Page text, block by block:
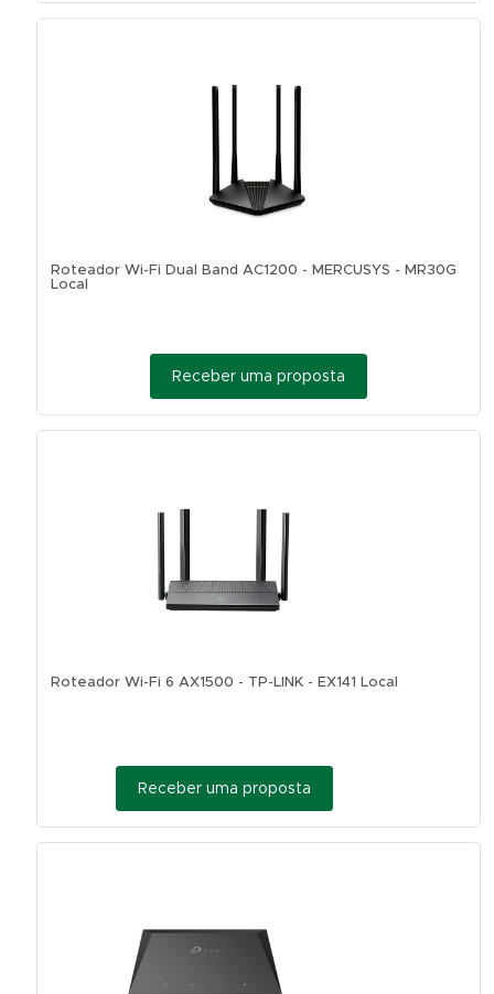
Roteador Wi-Fi Dual Band AC1200 - MERCUSYS - MR30G
Local
Receber uma proposta
Roteador Wi-Fi 6 AX1500 - TP-LINK - EX141 Local
Receber uma proposta